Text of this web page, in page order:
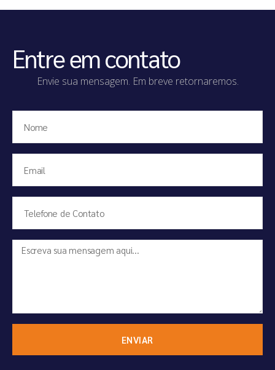
Entre em contato
Envie sua mensagem. Em breve retornaremos.
ENVIAR